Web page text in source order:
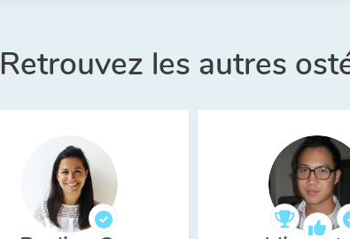
Retrouvez les autres